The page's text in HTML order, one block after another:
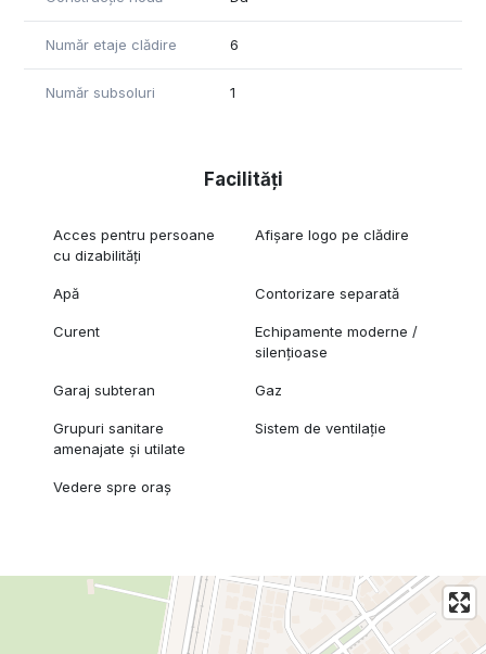
precum și de durata contractului de închiriere si alte
Număr etaje clădire 6
Număr subsoluri 1
Facilități
Acces pentru persoane
cu dizabilități
Afișare logo pe clădire
Apă Contorizare separată
Curent
Echipamente moderne /
silențioase
Garaj subteran Gaz
Grupuri sanitare
amenajate și utilate
Sistem de ventilație
Vedere spre oraș